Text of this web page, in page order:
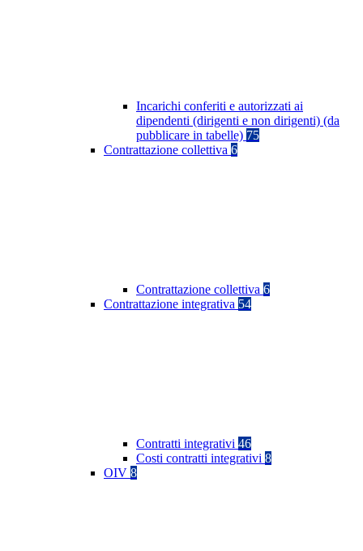
Incarichi conferiti e autorizzati ai
dipendenti (dirigenti e non dirigenti) (da
pubblicare in tabelle) 75
Contrattazione collettiva 6
Contrattazione collettiva 6
Contrattazione integrativa 54
Contratti integrativi 46
Costi contratti integrativi 8
OIV 8